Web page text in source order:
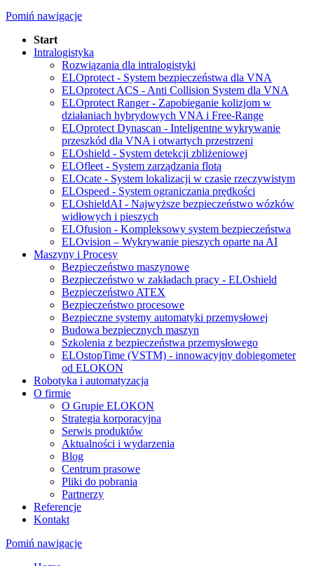
Pomiń nawigacje
Start
Intralogistyka
Rozwiązania dla intralogistyki
ELOprotect - System bezpieczeństwa dla VNA
ELOprotect ACS - Anti Collision System dla VNA
ELOprotect Ranger - Zapobieganie kolizjom w
działaniach hybrydowych VNA i Free-Range
ELOprotect Dynascan - Inteligentne wykrywanie
przeszkód dla VNA i otwartych przestrzeni
ELOshield - System detekcji zbliżeniowej
ELOfleet - System zarządzania flotą
ELOcate - System lokalizacji w czasie rzeczywistym
ELOspeed - System ograniczania prędkości
ELOshieldAI - Najwyższe bezpieczeństwo wózków
widłowych i pieszych
ELOfusion - Kompleksowy system bezpieczeństwa
ELOvision – Wykrywanie pieszych oparte na AI
Maszyny i Procesy
Bezpieczeństwo maszynowe
Bezpieczeństwo w zakładach pracy - ELOshield
Bezpieczeństwo ATEX
Bezpieczeństwo procesowe
Bezpieczne systemy automatyki przemysłowej
Budowa bezpiecznych maszyn
Szkolenia z bezpieczeństwa przemysłowego
ELOstopTime (VSTM) - innowacyjny dobiegometer
od ELOKON
Robotyka i automatyzacja
O firmie
O Grupie ELOKON
Strategia korporacyjna
Serwis produktów
Aktualności i wydarzenia
Blog
Centrum prasowe
Pliki do pobrania
Partnerzy
Referencje
Kontakt
Pomiń nawigacje